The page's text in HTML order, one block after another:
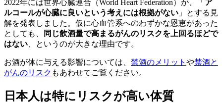
2022年には世界心臓連合（World Heart Federation）が、「 ア
ルコールが心臓に良いという考えには根拠がない 」とする見
解を発表しました。仮に心血管系へのわずかな恩恵があった
としても、
同じ飲酒量で高まるがんのリスクを上回るほどで
はない 、というのが大きな理由です。
お酒が体に与える影響については、 禁酒のメリット や禁酒と
がんのリスク もあわせてご覧ください。
日本人は特にリスクが高い体質